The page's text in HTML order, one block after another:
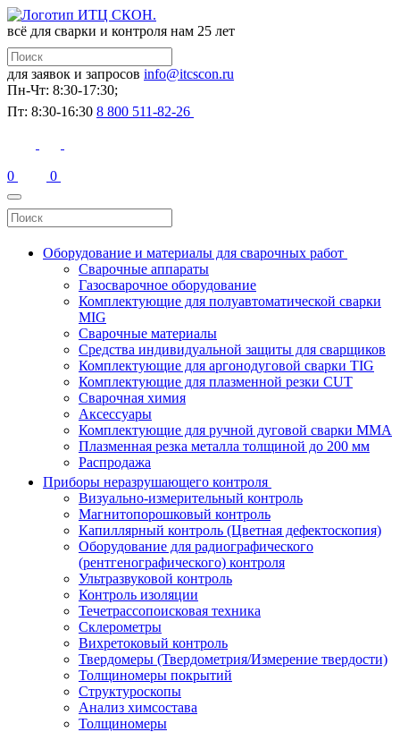
всё для сварки и контроля нам 25 лет
для заявок и запросов info@itcscon.ru
Пн-Чт: 8:30-17:30;
Пт: 8:30-16:30 8 800 511-82-26
0 0
Оборудование и материалы для сварочных работ
Сварочные аппараты
Газосварочное оборудование
Комплектующие для полуавтоматической сварки
MIG
Сварочные материалы
Средства индивидуальной защиты для сварщиков
Комплектующие для аргонодуговой сварки TIG
Комплектующие для плазменной резки CUT
Сварочная химия
Аксессуары
Комплектующие для ручной дуговой сварки MMA
Плазменная резка металла толщиной до 200 мм
Распродажа
Приборы неразрушающего контроля
Визуально-измерительный контроль
Магнитопорошковый контроль
Капиллярный контроль (Цветная дефектоскопия)
Оборудование для радиографического
(рентгенографического) контроля
Ультразвуковой контроль
Контроль изоляции
Течетрассопоисковая техника
Склерометры
Вихретоковый контроль
Твердомеры (Твердометрия/Измерение твердости)
Толщиномеры покрытий
Структуроскопы
Анализ химсостава
Толщиномеры